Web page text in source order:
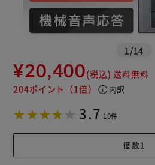
1 /14
¥20,400(税込) 送料無料
204ポイント （1倍） info 内訳
3.7 10件
カートに入れる